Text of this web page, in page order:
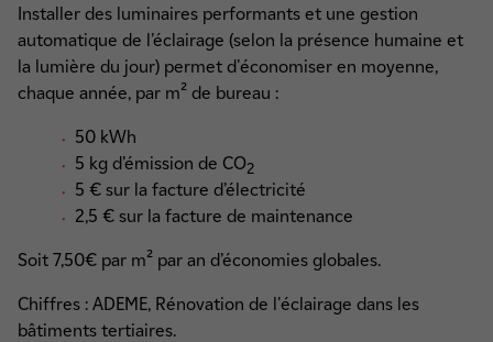
Installer des luminaires performants et une gestion
automatique de l’éclairage (selon la présence humaine et
la lumière du jour) permet d'économiser en moyenne,
chaque année, par m² de bureau :
50 kWh
5 kg d’émission de CO2
5 € sur la facture d’électricité
2,5 € sur la facture de maintenance
Soit 7,50€ par m² par an d’économies globales.
Chiffres : ADEME, Rénovation de l'éclairage dans les
bâtiments tertiaires.